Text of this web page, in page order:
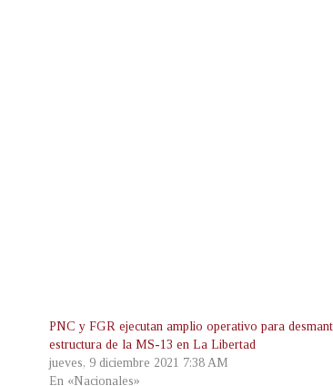
PNC y FGR ejecutan amplio operativo para
estructura de la MS-13 en La Libertad
jueves, 9 diciembre 2021 7:38 AM
En «Nacionales»